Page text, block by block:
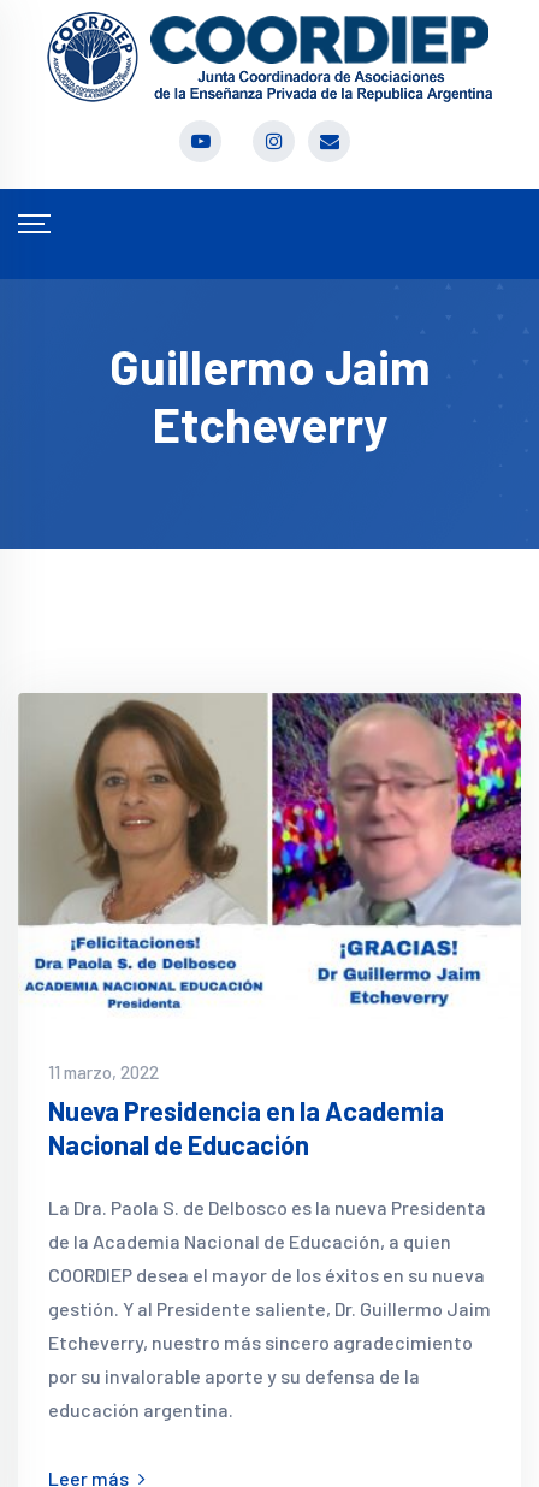
Guillermo Jaim
Etcheverry
11 marzo, 2022
Nueva Presidencia en la Academia
Nacional de Educación
La Dra. Paola S. de Delbosco es la nueva Presidenta
de la Academia Nacional de Educación, a quien
COORDIEP desea el mayor de los éxitos en su nueva
gestión. Y al Presidente saliente, Dr. Guillermo Jaim
Etcheverry, nuestro más sincero agradecimiento
por su invalorable aporte y su defensa de la
educación argentina.
Leer más